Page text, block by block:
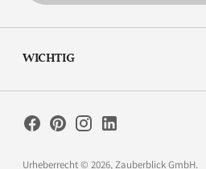
WICHTIG
Urheberrecht © 2026,Zauberblick GmbH.